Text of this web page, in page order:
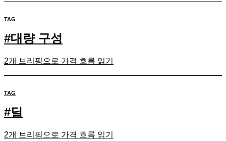
TAG
#대량 구성
2개 브리핑으로 가격 흐름 읽기
TAG
#딜
2개 브리핑으로 가격 흐름 읽기